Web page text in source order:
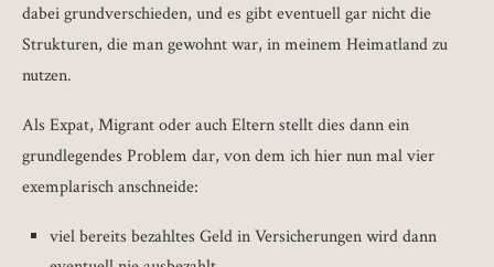
dabei grundverschieden, und es gibt eventuell gar nicht die
Strukturen, die man gewohnt war, in meinem Heimatland zu
nutzen.
Als Expat, Migrant oder auch Eltern stellt dies dann ein
grundlegendes Problem dar, von dem ich hier nun mal vier
exemplarisch anschneide:
viel bereits bezahltes Geld in Versicherungen wird dann